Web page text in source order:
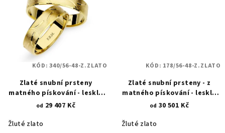
Zlaté snubní prsteny
matného pískování - lesklá
povrchová úprava 340
od 29 407 Kč
Žluté zlato
KÓD:340/56-48-Z.ZLATO
Zlaté snubní prsteny - z
matného pískování - lesklé
vlnky 178
od 30 501 Kč
Žluté zlato
KÓD: 178/56-48-Z.ZLATO